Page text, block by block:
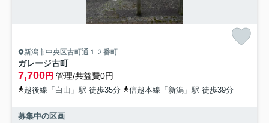
新潟市中央区古町通１２番町
ガレージ古町
7,700円 管理/共益費0円
越後線「白山」駅 徒歩35分 信越本線「新潟」駅 徒歩39分
募集中の区画